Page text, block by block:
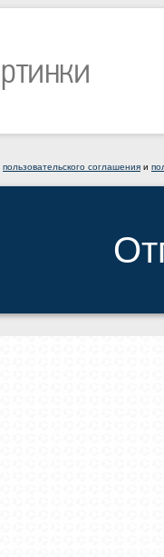
пользовательского соглашения и